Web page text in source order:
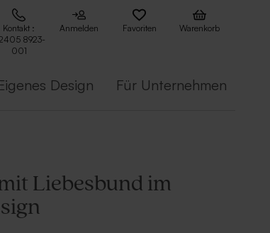
Kontakt :
8923-
001
Anmelden Favoriten Warenkorb
Design Für Unternehmen
Liebesbund im